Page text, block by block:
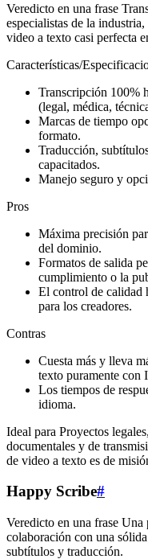
Veredicto en una frase
especialistas de la
video a texto casi perfecta
Características/
Transcripción 100%
(legal, médica,
Marcas de tiempo
formato.
Traducción,
capacitados.
Manejo seguro y
Pros
Máxima precisión
del dominio.
Formatos de salida
cumplimiento o la
El control de calidad
para los creadores.
Contras
Cuesta más y lleva
texto puramente con
Los tiempos de
idioma.
Ideal para Proyectos
documentales y de
de video a texto es de
Happy Scribe#
Veredicto en una frase
colaboración con una
subtítulos y traducción.